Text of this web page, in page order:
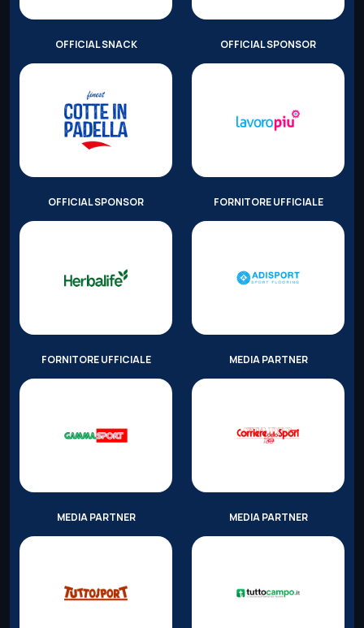
OFFICIAL SNACK OFFICIAL SPONSOR
OFFICIAL SPONSOR FORNITORE UFFICIALE
FORNITORE UFFICIALE MEDIA PARTNER
MEDIA PARTNER MEDIA PARTNER